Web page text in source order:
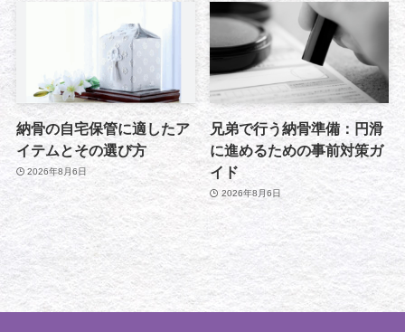
納骨の自宅保管に適したア
イテムとその選び方
2026年8月6日
兄弟で行う納骨準備：円滑
に進めるための事前対策ガ
イド
2026年8月6日